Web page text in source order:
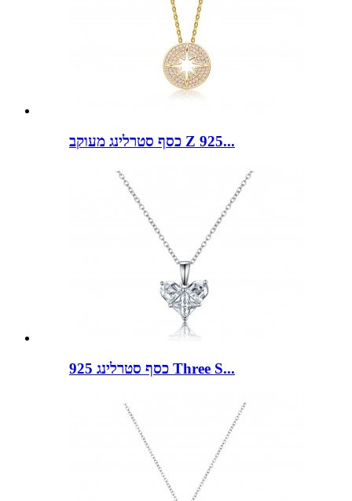
כסף סטרלינג מעוקב Z 925...
כסף סטרלינג 925 Three S...